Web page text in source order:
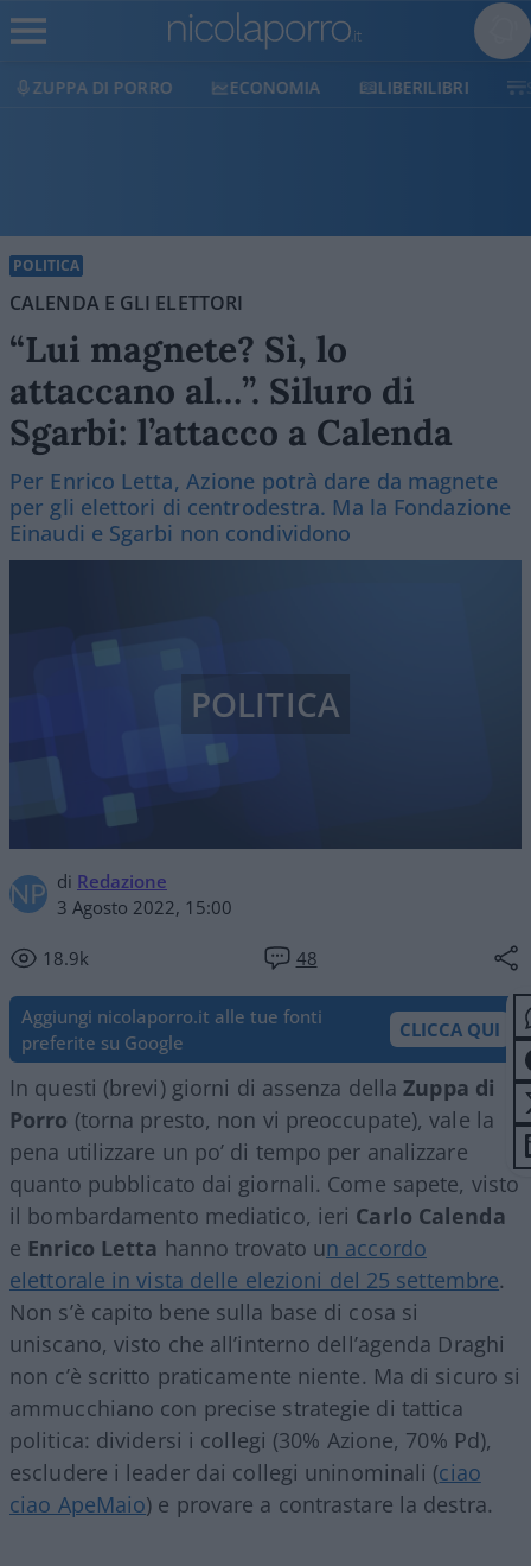
ECONOMIA LIBERILIBRI SHOP SOSTIENICI
POLITICA
CALENDA E GLI ELETTORI
“Lui magnete? Sì, lo
attaccano al…”. Siluro di
Sgarbi: l’attacco a Calenda
Per Enrico Letta, Azione potrà dare da magnete
per gli elettori di centrodestra. Ma la Fondazione
Einaudi e Sgarbi non condividono
di Redazione
3 Agosto 2022, 15:00
18.9k 48
POLITICA
Aggiungi nicolaporro.it alle tue fonti
preferite su Google
CLICCA QUI
In questi (brevi) giorni di assenza dellaZuppa di
Porro (torna presto, non vi preoccupate), vale la
pena utilizzare un po’ di tempo per analizzare
quanto pubblicato dai giornali. Come sapete, visto
il bombardamento mediatico, ieri Carlo Calenda
e Enrico Letta hanno trovato un accordo
elettorale in vista delle elezioni del 25 settembre.
Non s’è capito bene sulla base di cosa si
uniscano, visto che all’interno dell’agenda Draghi
non c’è scritto praticamente niente. Ma di sicuro si
ammucchiano con precise strategie di tattica
politica: dividersi i collegi (30% Azione, 70% Pd),
escludere i leader dai collegi uninominali (ciao
ciao ApeMaio) e provare a contrastare la destra.